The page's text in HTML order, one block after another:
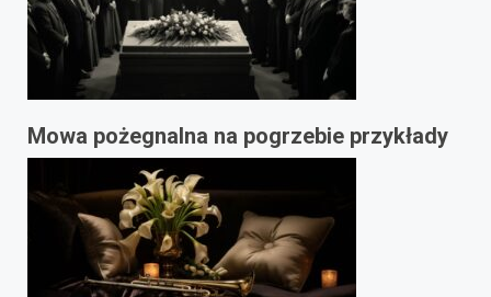
Mowa pożegnalna na pogrzebie przykłady